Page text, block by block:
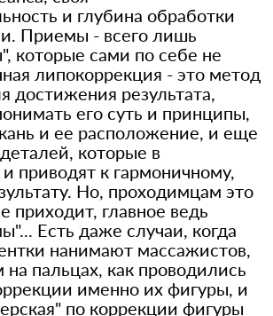
и глубина обработки
Приемы - всего лишь
которые сами по себе не
липокоррекция - это метод
достижения результата,
его суть и принципы,
и ее расположение, и еще
которые в
приводят к гармоничному,
Но, проходимцам это
приходит, главное ведь
Есть даже случаи, когда
нанимают массажистов,
пальцах, как проводились
именно их фигуры, и
по коррекции фигуры